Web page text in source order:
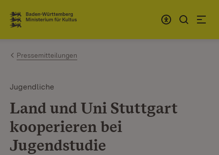
Zum Inhalt springen
Link zur Startseite
Pressemitteilungen
Jugendliche
Land und Uni Stuttgart
kooperieren bei
Jugendstudie